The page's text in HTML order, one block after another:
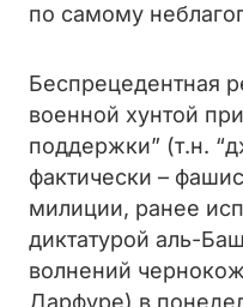
по самому
Беспрецедентная
военной хунтой
поддержки” (т.н.
фактически –
милиции, ранее
диктатурой аль-
волнений
Дарфуре) в